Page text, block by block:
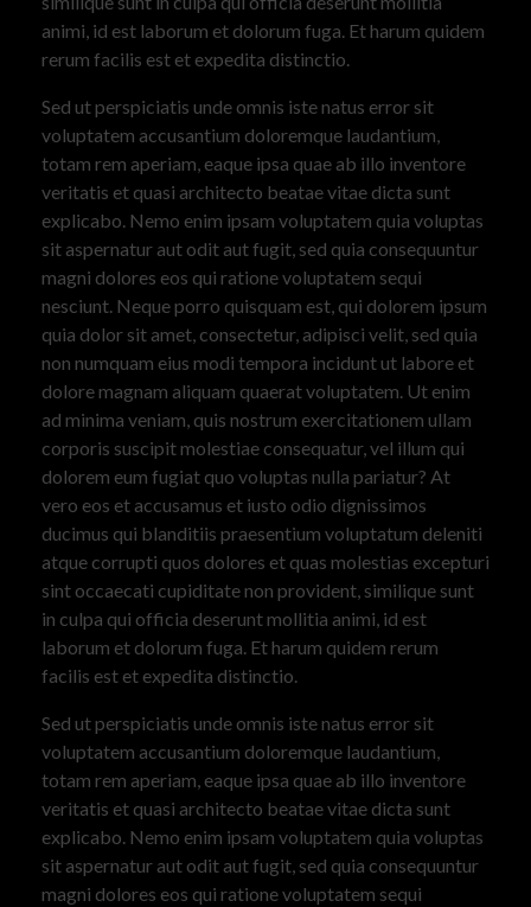
animi, id est laborum et dolorum fuga. Et harum quidem
rerum facilis est et expedita distinctio.
Sed ut perspiciatis unde omnis iste natus error sit
voluptatem accusantium doloremque laudantium,
totam rem aperiam, eaque ipsa quae ab illo inventore
veritatis et quasi architecto beatae vitae dicta sunt
explicabo. Nemo enim ipsam voluptatem quia voluptas
sit aspernatur aut odit aut fugit, sed quia consequuntur
magni dolores eos qui ratione voluptatem sequi
nesciunt. Neque porro quisquam est, qui dolorem ipsum
quia dolor sit amet, consectetur, adipisci velit, sed quia
non numquam eius modi tempora incidunt ut labore et
dolore magnam aliquam quaerat voluptatem. Ut enim
ad minima veniam, quis nostrum exercitationem ullam
corporis suscipit molestiae consequatur, vel illum qui
dolorem eum fugiat quo voluptas nulla pariatur? At
vero eos et accusamus et iusto odio dignissimos
ducimus qui blanditiis praesentium voluptatum deleniti
atque corrupti quos dolores et quas molestias excepturi
sint occaecati cupiditate non provident, similique sunt
in culpa qui officia deserunt mollitia animi, id est
laborum et dolorum fuga. Et harum quidem rerum
facilis est et expedita distinctio.
Sed ut perspiciatis unde omnis iste natus error sit
voluptatem accusantium doloremque laudantium,
totam rem aperiam, eaque ipsa quae ab illo inventore
veritatis et quasi architecto beatae vitae dicta sunt
explicabo. Nemo enim ipsam voluptatem quia voluptas
sit aspernatur aut odit aut fugit, sed quia consequuntur
magni dolores eos qui ratione voluptatem sequi